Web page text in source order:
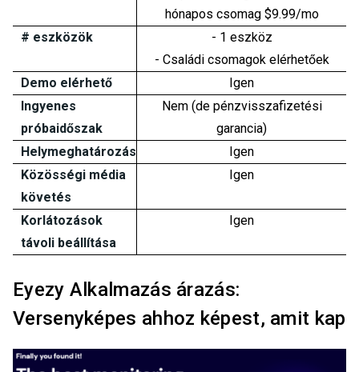
hónapos csomag $9.99/mo
# eszközök
- 1 eszköz
- Családi csomagok elérhetőek
Demo elérhető
Igen
Ingyenes
próbaidőszak
Nem (de pénzvisszafizetési
garancia)
Helymeghatározás
Igen
Közösségi média
követés
Igen
Korlátozások
távoli beállítása
Igen
Eyezy Alkalmazás árazás:
Versenyképes ahhoz képest, amit kap